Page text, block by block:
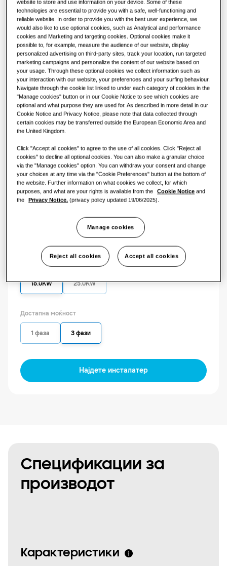
КОМЕРЦИЈАЛНИ РЕШЕНИЈА
Хотели
Малопродажен објект
Ресторан
Канцеларија
Одржливост
One Samsung
РЕШЕНИЈА ЗА КОМЕРЦИЈАЛНИ ЗГРАДИ
Решенија за климатизација
Контроли
Ѕвезди меѓу производите
КАПАЦИТЕТ: 16.0KW
Хидро единица (висока температура)
Достапен капацитет
16.0KW 25.0KW
Достапна моќност
1 фаза 3 фази
Најдете инсталатер
Спецификации за
производот
Карактеристики
website to store and use information on your device. Some of these
technologies are essential to provide you with a safe, well-functioning and
reliable website. In order to provide you with the best user experience, we
would also like to use optional cookies, such as Analytical and performance
cookies and Marketing and targeting cookies. Optional cookies make it
possible to, for example, measure the audience of our website, display
personalized advertising on third-party sites, track your location, run targeted
marketing campaigns and personalize the content of our website based on
your usage. Through these optional cookies we collect information such as
your interaction with our website, your preferences and your surfing behaviour.
Navigate through the cookie list linked to under each category of cookies in the
"Manage cookies" button or in our Cookie Notice to see which cookies are
optional and what purpose they are used for. As described in more detail in our
Cookie Notice and Privacy Notice, please note that data collected through
certain cookies may be transferred outside the European Economic Area and
the United Kingdom.
Click "Accept all cookies" to agree to the use of all cookies. Click "Reject all
cookies" to decline all optional cookies. You can also make a granular choice
via the "Manage cookies" option. You can withdraw your consent and change
your choices at any time via the "Cookie Preferences" button at the bottom of
the website. Further information on what cookies we collect, for which
purposes, and what are your rights is available from the
Cookie Notice and
the
Privacy Notice. (privacy policy updated 19/06/2025).
Manage cookies
Reject all cookies Accept all cookies